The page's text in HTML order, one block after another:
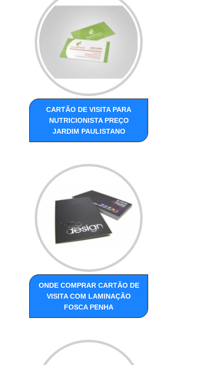
CARTÃO DE VISITA PARA
NUTRICIONISTA PREÇO
JARDIM PAULISTANO
ONDE COMPRAR CARTÃO DE
VISITA COM LAMINAÇÃO
FOSCA PENHA